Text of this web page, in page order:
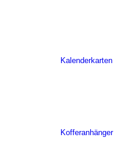
Kalenderkarten
Kofferanhänger